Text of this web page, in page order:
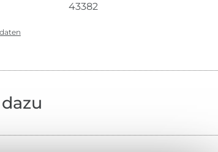
43382